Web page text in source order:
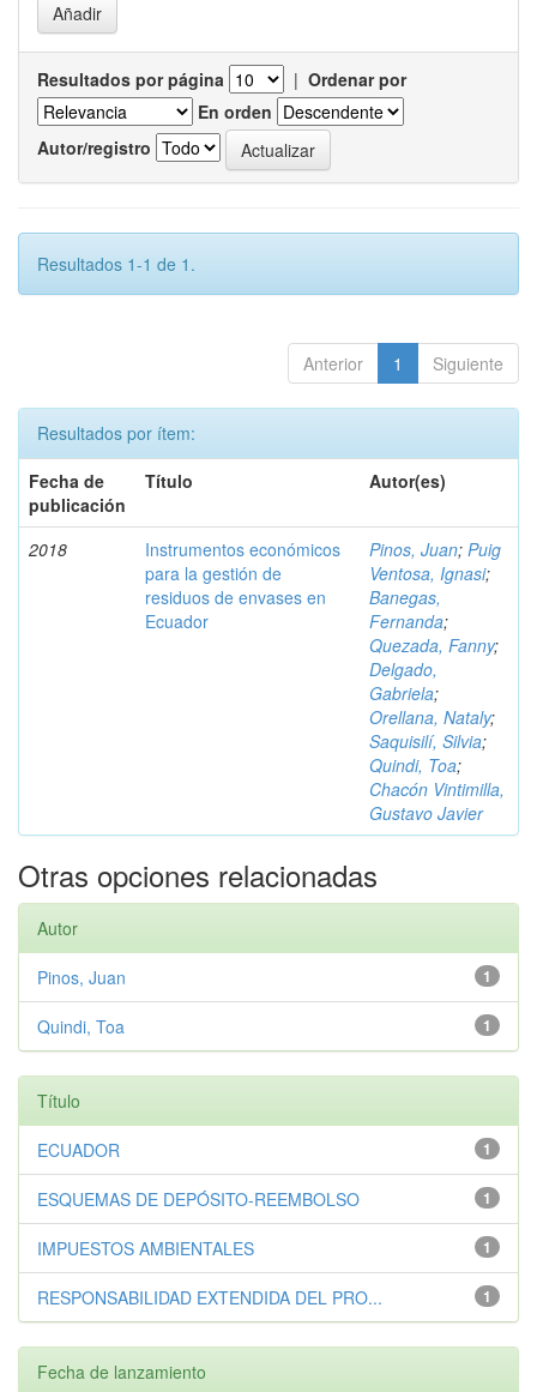
Resultados por página | Ordenar por
En orden
Autor/registro
Resultados 1-1 de 1.
Anterior 1 Siguiente
Resultados por ítem:
Fecha de
publicación
Título Autor(es)
2018
Instrumentos económicos
para la gestión de
residuos de envases en
Ecuador
Pinos, Juan; Puig
Ventosa, Ignasi;
Banegas,
Fernanda;
Quezada, Fanny;
Delgado,
Gabriela;
Orellana, Nataly;
Saquisilí, Silvia;
Quindi, Toa;
Chacón Vintimilla,
Gustavo Javier
Otras opciones relacionadas
Autor
1
Pinos, Juan
1
Quindi, Toa
Título
1
ECUADOR
1
ESQUEMAS DE DEPÓSITO-REEMBOLSO
1
IMPUESTOS AMBIENTALES
1
RESPONSABILIDAD EXTENDIDA DEL PRO...
Fecha de lanzamiento